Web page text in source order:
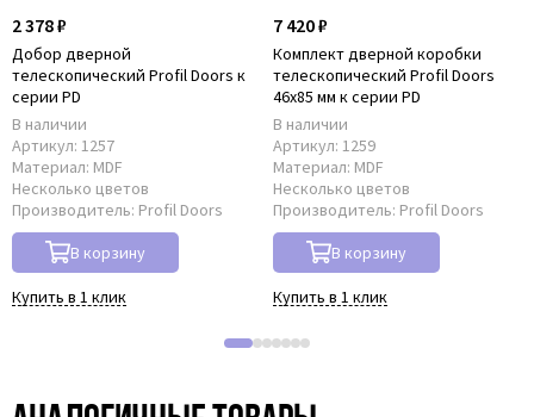
2 378 ₽
Добор дверной
телескопический Profil Doors к
серии PD
В наличии
Артикул: 1257
Материал: MDF
Несколько цветов
Производитель: Profil Doors
В корзину
Купить в 1 клик
7 420 ₽
Комплект дверной коробки
телескопический Profil Doors
46x85 мм к серии PD
В наличии
Артикул: 1259
Материал: MDF
Несколько цветов
Производитель: Profil Doors
В корзину
Купить в 1 клик